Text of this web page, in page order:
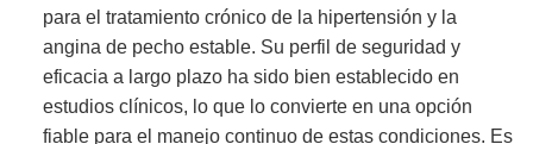
para el tratamiento crónico de la hipertensión y la
angina de pecho estable. Su perfil de seguridad y
eficacia a largo plazo ha sido bien establecido en
estudios clínicos, lo que lo convierte en una opción
fiable para el manejo continuo de estas condiciones. Es